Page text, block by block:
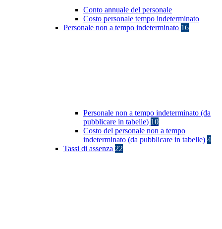
Conto annuale del personale
Costo personale tempo indeterminato
Personale non a tempo indeterminato 16
Personale non a tempo indeterminato (da
pubblicare in tabelle) 10
Costo del personale non a tempo
indeterminato (da pubblicare in tabelle) 4
Tassi di assenza 22